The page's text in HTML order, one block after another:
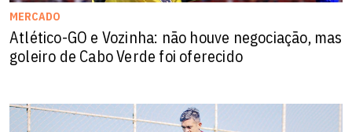
MERCADO
Atlético-GO e Vozinha: não houve negociação, mas
goleiro de Cabo Verde foi oferecido